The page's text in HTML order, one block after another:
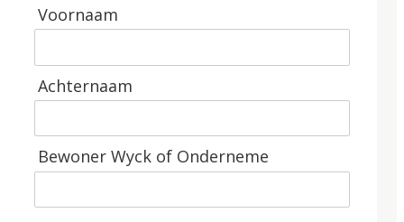
Voornaam
Achternaam
Bewoner Wyck of Onderneme